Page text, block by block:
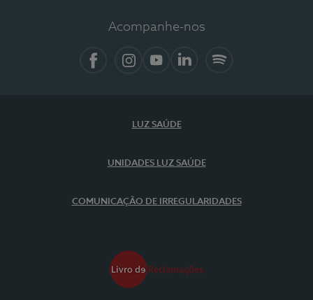
Acompanhe-nos
LUZ SAÚDE
UNIDADES LUZ SAÚDE
COMUNICAÇÃO DE IRREGULARIDADES